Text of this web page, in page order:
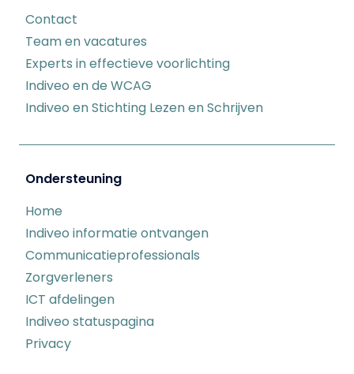
Contact
Team en vacatures
Experts in effectieve voorlichting
Indiveo en de WCAG
Indiveo en Stichting Lezen en Schrijven
Ondersteuning
Home
Indiveo informatie ontvangen
Communicatieprofessionals
Zorgverleners
ICT afdelingen
Indiveo statuspagina
Privacy